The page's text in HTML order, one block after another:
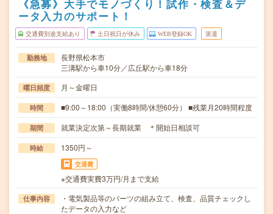
《急募》大手でモノづくり！試作・検査＆デ
ータ入力のサポート！
交通費別途支給あり 土日祝日が休み WEB登録OK 派遣
勤務地
長野県松本市
三溝駅から車10分／広丘駅から車18分
曜日頻度 月～金曜日
時間 ■9:00～18:00（実働8時間/休憩60分） ■残業月20時間程度
期間 就業決定次第～長期就業 ＊開始日相談可
時給 1350円～
交通費
※交通費実費3万円/月まで支給
仕事内容
・電気製品等のパーツの組み立て、検査、品質チェックし
たデータの入力など